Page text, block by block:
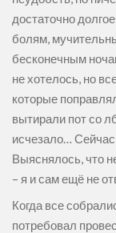
достаточно
болям,
бесконечным
не хотелось, но
которые
вытирали пот со
исчезало…
Выяснялось, что
– я и сам ещё не
Когда все
потребовал